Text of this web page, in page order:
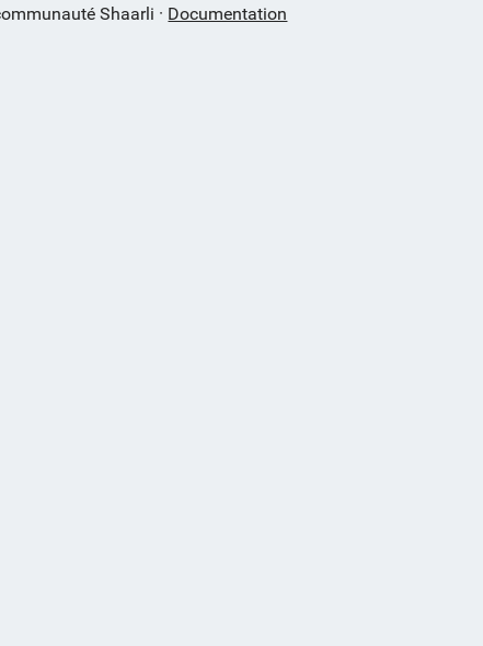
Shaarli · Documentation